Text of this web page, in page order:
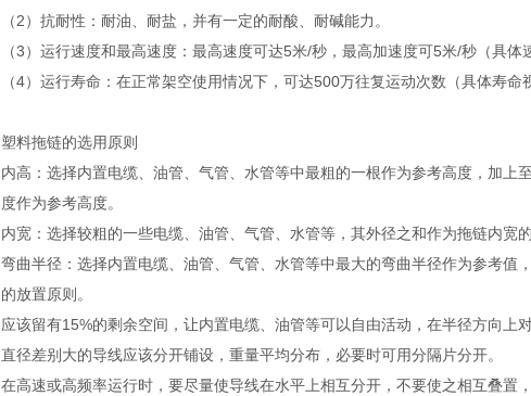
（2）抗耐性：耐油、耐盐，并有一定的耐酸、耐碱能力。
（3）运行速度和最高速度：最高速度可达5米/秒，最高加速度可5米/秒（具体
（4）运行寿命：在正常架空使用情况下，可达500万往复运动次数（具体寿命
塑料拖链的选用原则
内高：选择内置电缆、油管、气管、水管等中最粗的一根作为参考高度，加上
度作为参考高度。
内宽：选择较粗的一些电缆、油管、气管、水管等，其外径之和作为拖链内
弯曲半径：选择内置电缆、油管、气管、水管等中最大的弯曲半径作为参考值
的放置原则。
应该留有15%的剩余空间，让内置电缆、油管等可以自由活动，在半径方向
直径差别大的导线应该分开铺设，重量平均分布，必要时可用分隔片分开。
在高速或高频率运行时，要尽量使导线在水平上相互分开，不要使之相互叠置